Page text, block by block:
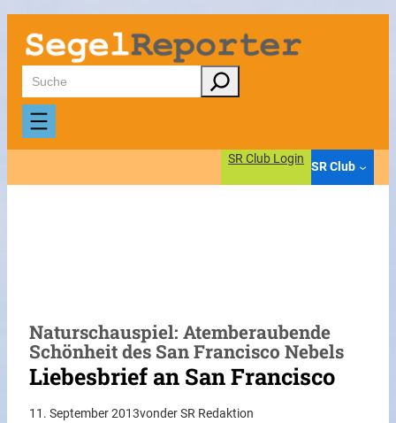
Zum
Inhalt
springen
Suchen
SR Club Login
SR Club
Naturschauspiel: Atemberaubende
Schönheit des San Francisco Nebels
Liebesbrief an San Francisco
11. September 2013vonder SR Redaktion